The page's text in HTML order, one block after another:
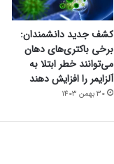
کشف جدید دانشمندان:
برخی باکتری‌های دهان
می‌توانند خطر ابتلا به
آلزایمر را افزایش دهند
30 بهمن 1403